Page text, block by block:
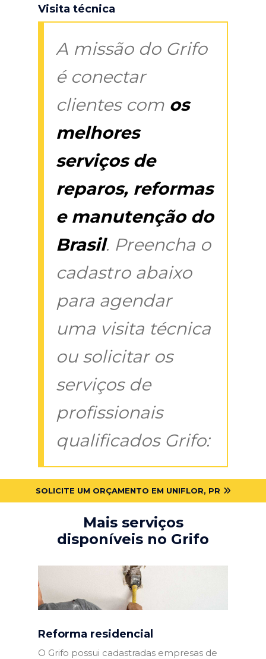
Visita técnica
A missão do Grifo
é conectar
clientes com os
melhores
serviços de
reparos, reformas
e manutenção do
Brasil. Preencha o
cadastro abaixo
para agendar
uma visita técnica
ou solicitar os
serviços de
profissionais
qualificados Grifo:
SOLICITE UM ORÇAMENTO EM UNIFLOR, PR
Mais serviços
disponíveis no Grifo
Reforma residencial
O Grifo possui cadastradas empresas de